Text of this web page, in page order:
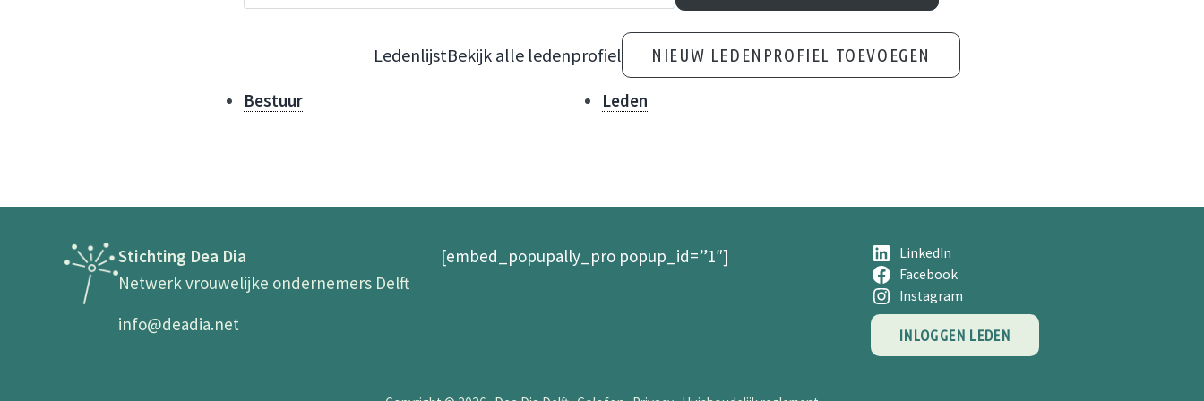
LedenlijstBekijk alle ledenprofiel NIEUW LEDENPROFIEL TOEVOEGEN
Bestuur Leden
Stichting Dea Dia
Netwerk vrouwelijke ondernemers Delft
info@deadia.net
[embed_popupally_pro popup_id=”1″]
LinkedIn
Facebook
Instagram
INLOGGEN LEDEN